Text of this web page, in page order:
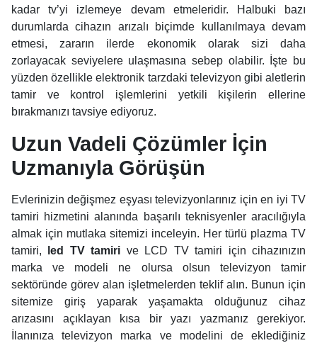
kadar tv’yi izlemeye devam etmeleridir. Halbuki bazı
durumlarda cihazın arızalı biçimde kullanılmaya devam
etmesi, zararın ilerde ekonomik olarak sizi daha
zorlayacak seviyelere ulaşmasına sebep olabilir. İşte bu
yüzden özellikle elektronik tarzdaki televizyon gibi aletlerin
tamir ve kontrol işlemlerini yetkili kişilerin ellerine
bırakmanızı tavsiye ediyoruz.
Uzun Vadeli Çözümler İçin
Uzmanıyla Görüşün
Evlerinizin değişmez eşyası televizyonlarınız için en iyi TV
tamiri hizmetini alanında başarılı teknisyenler aracılığıyla
almak için mutlaka sitemizi inceleyin. Her türlü plazma TV
tamiri,
led TV tamiri ve LCD TV tamiri için cihazınızın
marka ve modeli ne olursa olsun televizyon tamir
sektöründe görev alan işletmelerden teklif alın. Bunun için
sitemize giriş yaparak yaşamakta olduğunuz cihaz
arızasını açıklayan kısa bir yazı yazmanız gerekiyor.
İlanınıza televizyon marka ve modelini de eklediğiniz